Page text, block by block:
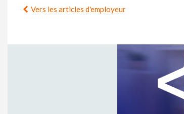
Vers les articles d'employeur